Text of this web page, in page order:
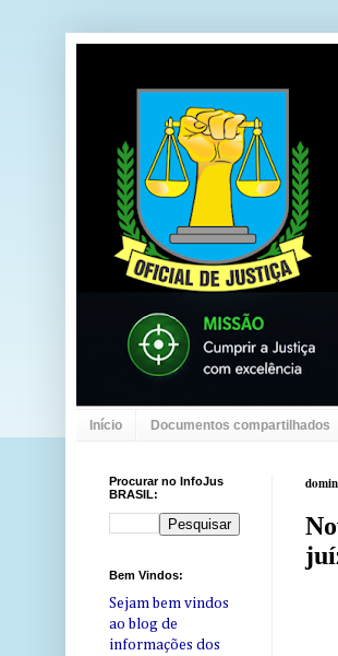
Início Documentos compartilhados
Procurar no InfoJus
BRASIL:
Bem Vindos:
Sejam bem vindos
ao blog de
informações dos